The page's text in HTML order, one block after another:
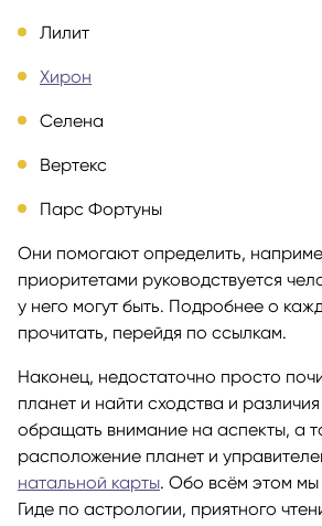
Лилит
Хирон
Селена
Вертекс
Парс Фортуны
Они помогают определить,
приоритетами руководствуется
у него могут быть. Подробнее о
прочитать, перейдя по ссылкам.
Наконец, недостаточно просто
планет и найти сходства и
обращать внимание на аспекты, а
расположение планет и
натальной карты. Обо всём этом мы
Гиде по астрологии, приятного